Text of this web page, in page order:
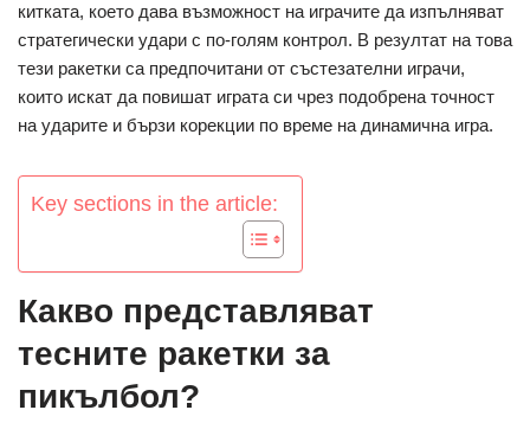
китката, което дава възможност на играчите да изпълняват
стратегически удари с по-голям контрол. В резултат на това
тези ракетки са предпочитани от състезателни играчи,
които искат да повишат играта си чрез подобрена точност
на ударите и бързи корекции по време на динамична игра.
Key sections in the article:
Какво представляват
тесните ракетки за
пикълбол?